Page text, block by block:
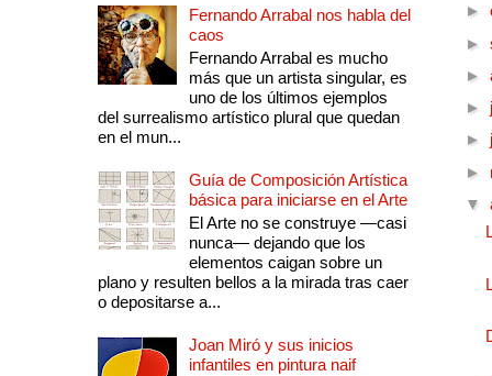
Fernando Arrabal nos habla del
caos
Fernando Arrabal es mucho
más que un artista singular, es
uno de los últimos ejemplos
del surrealismo artístico plural que quedan
en el mun...
Guía de Composición Artística
básica para iniciarse en el Arte
El Arte no se construye —casi
nunca— dejando que los
elementos caigan sobre un
plano y resulten bellos a la mirada tras caer
o depositarse a...
Joan Miró y sus inicios
infantiles en pintura naif
►
►
►
►
►
►
▼